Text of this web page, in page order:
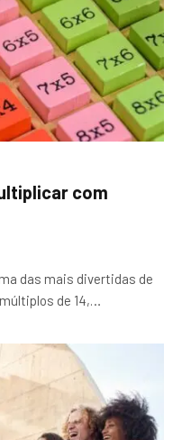
com
das mais divertidas de
de 14,…